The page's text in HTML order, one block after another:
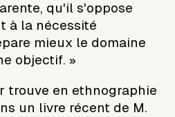
qu'il s'oppose
à la nécessité
mieux le domaine
objectif. »
trouve en ethnographie
un livre récent de M.